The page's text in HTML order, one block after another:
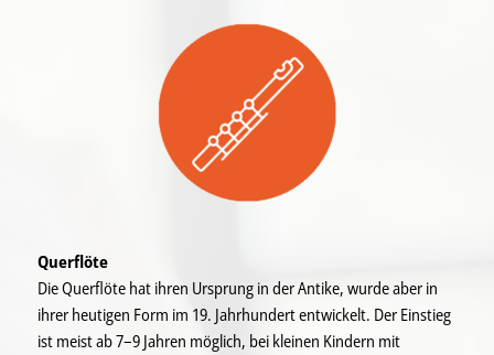
Querflöte
Die Querflöte hat ihren Ursprung in der Antike, wurde aber in
ihrer heutigen Form im 19. Jahrhundert entwickelt. Der Einstieg
ist meist ab 7–9 Jahren möglich, bei kleinen Kindern mit